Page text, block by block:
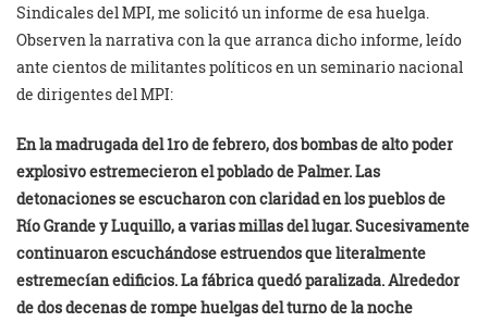
Sindicales del MPI, me solicitó un informe de esa huelga.
Observen la narrativa con la que arranca dicho informe, leído
ante cientos de militantes políticos en un seminario nacional
de dirigentes del MPI:
En la madrugada del 1ro de febrero, dos bombas de alto poder
explosivo estremecieron el poblado de Palmer. Las
detonaciones se escucharon con claridad en los pueblos de
Río Grande y Luquillo, a varias millas del lugar. Sucesivamente
continuaron escuchándose estruendos que literalmente
estremecían edificios. La fábrica quedó paralizada. Alrededor
de dos decenas de rompe huelgas del turno de la noche